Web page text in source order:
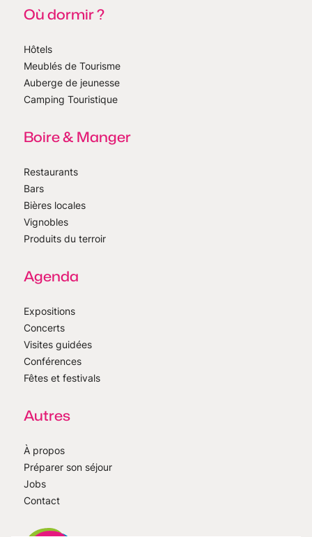
Où dormir ?
Hôtels
Meublés de Tourisme
Auberge de jeunesse
Camping Touristique
Boire & Manger
Restaurants
Bars
Bières locales
Vignobles
Produits du terroir
Agenda
Expositions
Concerts
Visites guidées
Conférences
Fêtes et festivals
Autres
À propos
Préparer son séjour
Jobs
Contact